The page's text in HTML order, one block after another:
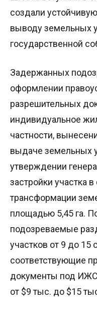
создали
выводу земельных
государственной
Задержанных
оформлении
разрешительных
индивидуальное
частности,
выдаче земельных
утверждении
застройки участка
трансформации
площадью 5,45 га.
подозреваемые
участков от 9 до 15
соответствующие
документы под
от $9 тыс. до $15